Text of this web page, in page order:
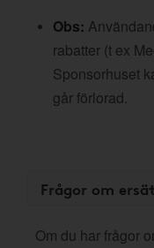
Obs:
rabatter (t ex
Sponsorhuset
går förlorad.
Frågor om
Om du har frågor